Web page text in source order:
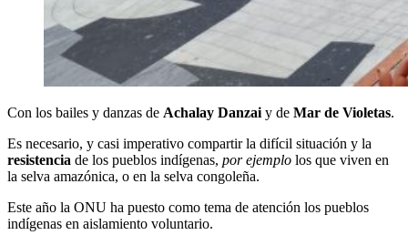
Con los bailes y danzas de Achalay Danzai y de Mar de Violetas.
Es necesario, y casi imperativo compartir la difícil situación y la
resistencia de los pueblos indígenas, por ejemplo los que viven en
la selva amazónica, o en la selva congoleña.
Este año la ONU ha puesto como tema de atención los pueblos
indígenas en aislamiento voluntario.